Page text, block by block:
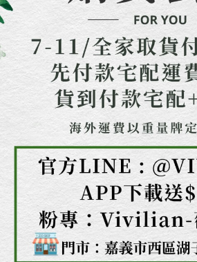
【注意事項】
１．透過由恩沛科技股份有限公司提供之「
易，需依本服務之必要範圍內提供個人資料，並
權轉讓予恩沛科技股份有限公司。
２．關於個人資料處理事宜，請瀏覽以下網址：
https://aftee.tw/terms/#terms3
３．未成年的使用者請事先徵得法定代理人或監
「AFTEE先享後付」，若未經同意申辦者引起之
４．使用「AFTEE先享後付」時，將依據個別帳
時審查核予不同之上限額度；若仍有額度不足之
請求用戶進行身份認證。
５．嚴禁一人註冊多個帳號或使用他人資訊註冊
恩沛科技股份有限公司將有權停止該用戶之使用
每筆NT$130，滿NT$1,500(含以上)免運費